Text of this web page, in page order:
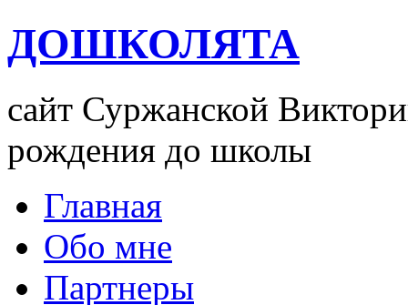
ДОШКОЛЯТА
сайт Суржанской
рождения до школы
Главная
Обо мне
Партнеры